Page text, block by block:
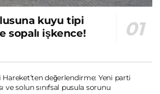
kuyu tipi
sopalı işkence!
değerlendirme: Yeni parti
ve solun sınıfsal pusula sorunu